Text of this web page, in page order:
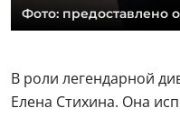
Фото: предоставлено
В роли легендарной
Елена Стихина. Она